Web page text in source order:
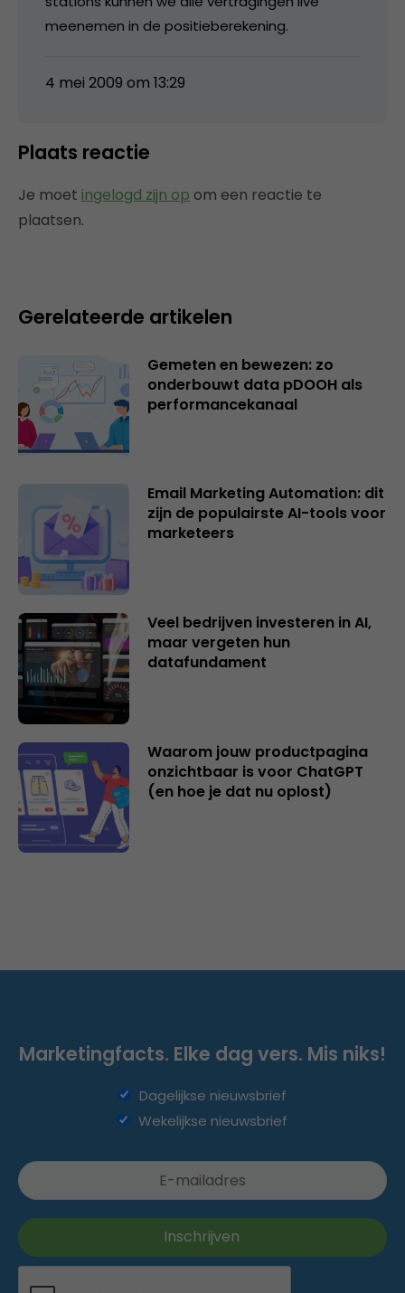
meenemen in de positieberekening.
4 mei 2009 om 13:29
Plaats reactie
Je moet ingelogd zijn op om een reactie te
plaatsen.
Gerelateerde artikelen
Gemeten en bewezen: zo
onderbouwt data pDOOH als
performancekanaal
Email Marketing Automation: dit
zijn de populairste AI-tools voor
marketeers
Veel bedrijven investeren in AI,
maar vergeten hun
datafundament
Waarom jouw productpagina
onzichtbaar is voor ChatGPT
(en hoe je dat nu oplost)
Marketingfacts. Elke dag vers. Mis niks!
Dagelijkse nieuwsbrief
Wekelijkse nieuwsbrief